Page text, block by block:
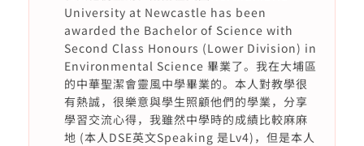
University at Newcastle has been
awarded the Bachelor of Science with
Second Class Honours (Lower Division) in
Environmental Science 畢業了。我在大埔區
的中華聖潔會靈風中學畢業的。本人對教學很
有熱誠，很樂意與學生照顧他們的學業，分享
學習交流心得，我雖然中學時的成績比較麻麻
地 (本人DSE英文Speaking 是Lv4)，但是本人